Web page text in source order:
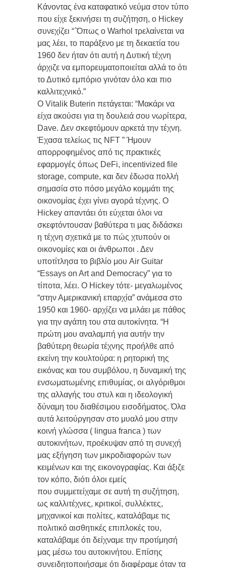
Κάνοντας ένα καταφατικό νεύμα στον τύπο
που είχε ξεκινήσει τη συζήτηση, ο Hickey
συνεχίζει “΄Όπως ο Warhol τρελαίνεται να
μας λέει, το παράξενο με τη δεκαετία του
1960 δεν ήταν ότι αυτή η Δυτική τέχνη
άρχιζε να εμπορευματοποιείται αλλά το ότι
το Δυτικό εμπόριο γινόταν όλο και πιο
καλλιτεχνικό.”
Ο Vitalik Buterin πετάγεται: “Μακάρι να
είχα ακούσει για τη δουλειά σου νωρίτερα,
Dave. Δεν σκεφτόμουν αρκετά την τέχνη.
Έχασα τελείως τις NFT ” Ήμουν
απορροφημένος από τις πρακτικές
εφαρμογές όπως DeFi, incentivized file
storage, compute, και δεν έδωσα πολλή
σημασία στο πόσο μεγάλο κομμάτι της
οικονομίας έχει γίνει αγορά τέχνης. Ο
Hickey απαντάει ότι εύχεται όλοι να
σκεφτόντουσαν βαθύτερα τι μας διδάσκει
η τέχνη σχετικά με το πώς χτυπούν οι
οικονομίες και οι άνθρωποι . Δεν
υποτίτλησα το βιβλίο μου Air Guitar
“Essays on Art and Democracy” για το
τίποτα, λέει. Ο Hickey τότε- μεγαλωμένος
“στην Αμερικανική επαρχία” ανάμεσα στο
1950 και 1960- αρχίζει να μιλάει με πάθος
για την αγάπη του στα αυτοκίνητα. “H
πρώτη μου αναλαμπή για αυτήν την
βαθύτερη θεωρία τέχνης προήλθε από
εκείνη την κουλτούρα: η ρητορική της
εικόνας και του συμβόλου, η δυναμική της
ενσωματωμένης επιθυμίας, οι αλγόριθμοι
της αλλαγής του στυλ και η ιδεολογική
δύναμη του διαθέσιμου εισοδήματος. Όλα
αυτά λειτούργησαν στο μυαλό μου στην
κοινή γλώσσα ( lingua franca ) των
αυτοκινήτων, προέκυψαν από τη συνεχή
μας εξήγηση των μικροδιαφορών των
κειμένων και της εικονογραφίας. Και άξιζε
τον κόπο, διότι όλοι εμείς
που συμμετείχαμε σε αυτή τη συζήτηση,
ως καλλιτέχνες, κριτικοί, συλλέκτες,
μηχανικοί και πολίτες, καταλάβαμε τις
πολιτικό αισθητικές επιπλοκές του,
καταλάβαμε ότι δείχναμε την προτίμησή
μας μέσω του αυτοκινήτου. Επίσης
συνειδητοποιήσαμε ότι διαφέραμε όταν τα